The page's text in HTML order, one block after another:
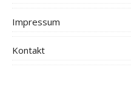
Impressum
Kontakt